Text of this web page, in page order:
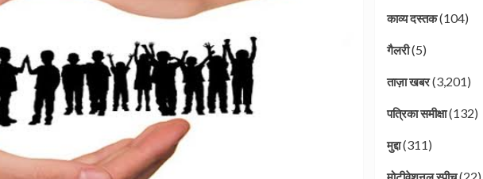
काव्य दस्तक(104)
गैलरी(5)
ताज़ा खबर(3,201)
पत्रिका समीक्षा(132)
मुद्दा(311)